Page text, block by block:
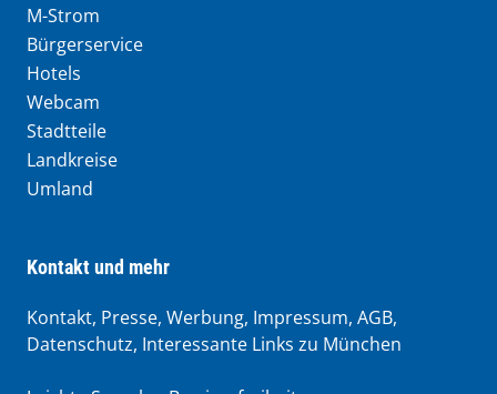
M-Strom
Bürgerservice
Hotels
Webcam
Stadtteile
Landkreise
Umland
Kontakt und mehr
Kontakt, Presse, Werbung, Impressum, AGB,
Datenschutz, Interessante Links zu München